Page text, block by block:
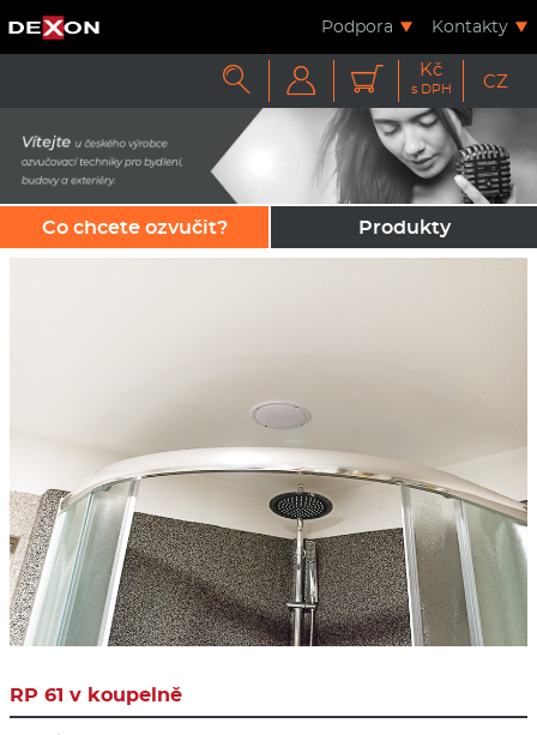
Podpora Kontakty
   Kč
s DPH CZ
Co chcete ozvučit? Produkty
RP 61 v koupelně